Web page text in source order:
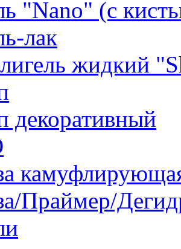
"Nano" (с
лак
жидкий
декоративный
Праймер/